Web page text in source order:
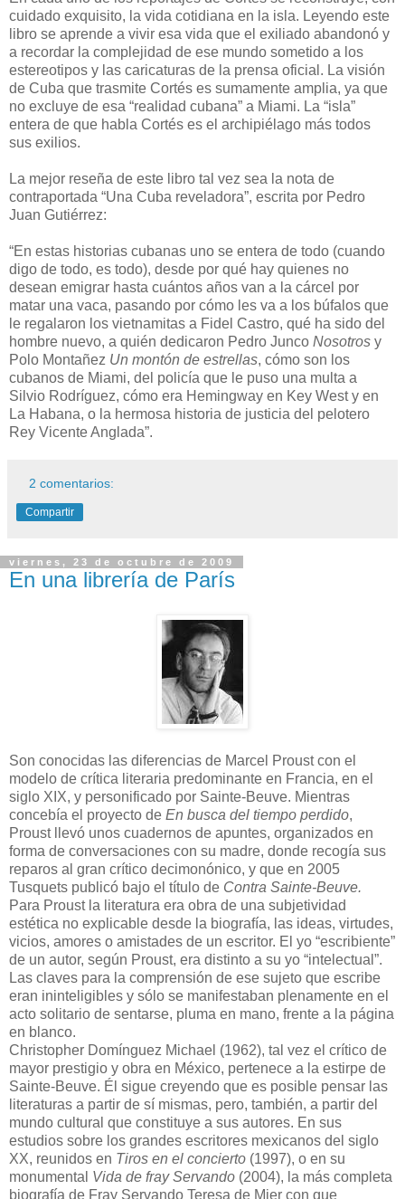
cuidado exquisito, la vida cotidiana en la isla. Leyendo este
libro se aprende a vivir esa vida que el exiliado abandonó y
a recordar la complejidad de ese mundo sometido a los
estereotipos y las caricaturas de la prensa oficial. La visión
de Cuba que trasmite Cortés es sumamente amplia, ya que
no excluye de esa “realidad cubana” a Miami. La “isla”
entera de que habla Cortés es el archipiélago más todos
sus exilios.
La mejor reseña de este libro tal vez sea la nota de
contraportada “Una Cuba reveladora”, escrita por Pedro
Juan Gutiérrez:
“En estas historias cubanas uno se entera de todo (cuando
digo de todo, es todo), desde por qué hay quienes no
desean emigrar hasta cuántos años van a la cárcel por
matar una vaca, pasando por cómo les va a los búfalos que
le regalaron los vietnamitas a Fidel Castro, qué ha sido del
hombre nuevo, a quién dedicaron Pedro Junco Nosotros y
Polo Montañez Un montón de estrellas, cómo son los
cubanos de Miami, del policía que le puso una multa a
Silvio Rodríguez, cómo era Hemingway en Key West y en
La Habana, o la hermosa historia de justicia del pelotero
Rey Vicente Anglada”.
2 comentarios:
Compartir
viernes, 23 de octubre de 2009
En una librería de París
Son conocidas las diferencias de Marcel Proust con el
modelo de crítica literaria predominante en Francia, en el
siglo XIX, y personificado por Sainte-Beuve. Mientras
concebía el proyecto de En busca del tiempo perdido,
Proust llevó unos cuadernos de apuntes, organizados en
forma de conversaciones con su madre, donde recogía sus
reparos al gran crítico decimonónico, y que en 2005
Tusquets publicó bajo el título de Contra Sainte-Beuve.
Para Proust la literatura era obra de una subjetividad
estética no explicable desde la biografía, las ideas, virtudes,
vicios, amores o amistades de un escritor. El yo “escribiente”
de un autor, según Proust, era distinto a su yo “intelectual”.
Las claves para la comprensión de ese sujeto que escribe
eran ininteligibles y sólo se manifestaban plenamente en el
acto solitario de sentarse, pluma en mano, frente a la página
en blanco.
Christopher Domínguez Michael (1962), tal vez el crítico de
mayor prestigio y obra en México, pertenece a la estirpe de
Sainte-Beuve. Él sigue creyendo que es posible pensar las
literaturas a partir de sí mismas, pero, también, a partir del
mundo cultural que constituye a sus autores. En sus
estudios sobre los grandes escritores mexicanos del siglo
XX, reunidos en Tiros en el concierto (1997), o en su
monumental Vida de fray Servando (2004), la más completa
biografía de Fray Servando Teresa de Mier con que